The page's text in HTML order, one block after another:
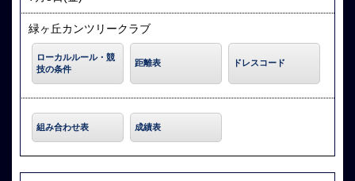
緑ヶ丘カンツリークラブ
ローカルルール・競
技の条件
距離表 ドレスコード
組み合わせ表 成績表